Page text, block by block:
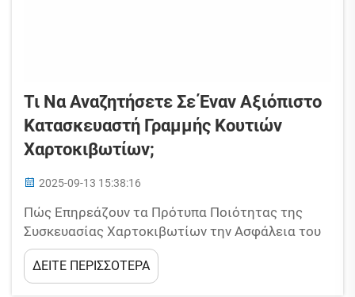
Τι Να Αναζητήσετε Σε Έναν Αξιόπιστο
Κατασκευαστή Γραμμής Κουτιών
Χαρτοκιβωτίων;
2025-09-13 15:38:16
Πώς Επηρεάζουν τα Πρότυπα Ποιότητας της
Συσκευασίας Χαρτοκιβωτίων την Ασφάλεια του
Προϊόντος; Όταν οι εταιρείες χρησιμοποιούν
ασθενή υλικά ή κάνουν λάθος στην επιλογή του
κολλητικού, τα προϊόντα συχνά υποφέρουν
ΔΕΙΤΕ ΠΕΡΙΣΣΟΤΕΡΑ